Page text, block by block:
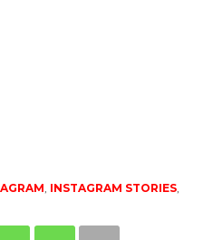
INSTAGRAM STORIES,